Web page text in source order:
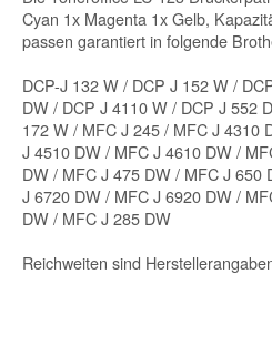
Cyan 1x Magenta 1x Gelb,
passen garantiert in folgende
DCP-J 132 W / DCP J 152 W /
DW / DCP J 4110 W / DCP J 552
172 W / MFC J 245 / MFC J 4310
J 4510 DW / MFC J 4610 DW /
DW / MFC J 475 DW / MFC J 650
J 6720 DW / MFC J 6920 DW /
DW / MFC J 285 DW
Reichweiten sind